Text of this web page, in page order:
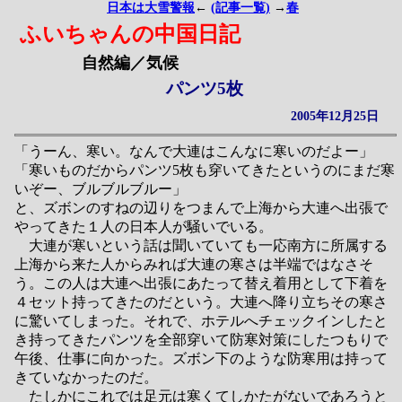
日本は大雪警報 ← (記事一覧) → 春
ふいちゃんの中国日記
自然編／気候
パンツ5枚
2005年12月25日
「うーん、寒い。なんで大連はこんなに寒いのだよー」
「寒いものだからパンツ5枚も穿いてきたというのにまだ寒
いぞー、ブルブルブルー」
と、ズボンのすねの辺りをつまんで上海から大連へ出張で
やってきた１人の日本人が騒いでいる。
大連が寒いという話は聞いていても一応南方に所属する
上海から来た人からみれば大連の寒さは半端ではなさそ
う。この人は大連へ出張にあたって替え着用として下着を
４セット持ってきたのだという。大連へ降り立ちその寒さ
に驚いてしまった。それで、ホテルへチェックインしたと
き持ってきたパンツを全部穿いて防寒対策にしたつもりで
午後、仕事に向かった。ズボン下のような防寒用は持って
きていなかったのだ。
たしかにこれでは足元は寒くてしかたがないであろうと